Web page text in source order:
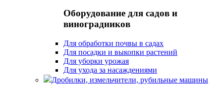
Оборудование для садов и
виноградников
Для обработки почвы в садах
Для посадки и выкопки растений
Для уборки урожая
Для ухода за насаждениями
Дробилки, измельчители, рубильные машины